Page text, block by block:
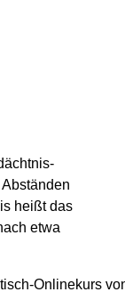
heißt das
etwa